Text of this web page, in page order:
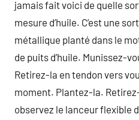
jamais fait voici de quelle
mesure d’huile. C’est une
métallique planté dans le
de puits d’huile. Munissez-
Retirez-la en tendon vers
moment. Plantez-la.
observez le lanceur flexible